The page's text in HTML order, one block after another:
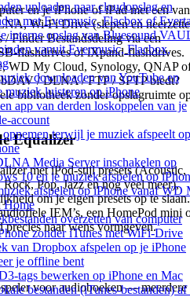
uploaden naar cloudopslag en
met Evermusic, Flacbox of
interne opslag van Bluesound
vanuit Evermusic, Flacbox,
downloaden van YouTube en
muziek luisteren op iPhone
app van derden loskoppelen van je
account
terwijl je muziek afspeelt op
Media Server inschakelen op
10 en je muziek afspelen op
afspelen op iPhone vanaf WD
Home
overzetten van computer
zonder iTunes met WiFi-Drive
van Dropbox afspelen op je iPhone
je offline bent
tags bewerken op iPhone en Mac
bestanden (iTunes-bestanden) af
en je iPhone of iPad met een van
Wi-Fi Drive (slepen en
Finder Bestandsdeling via een
flashdrives of iXpand-flashdrives.
WD My Cloud, Synology, QNAP
/ DLNA / FTP / SFTP biedt?
bibliotheek zonder opslagruimte
Equalizer
met iPod-stijl presets (Acoustic,
Pop, Jazz en nog veel meer),
om je eigen presets op te slaan.
IEM’s, een HomePod mini
naar wens vormgeven.
voor audioboeken — meerdere